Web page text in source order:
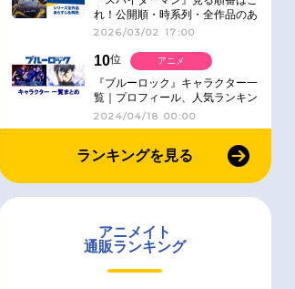
れ！公開順・時系列・全作品のあ
らすじをまとめました
2026/03/02 17:00
10位
『ブルーロック』キャラクター一
覧｜プロフィール、人気ランキン
グ、キャラソン、診断など気にな
る情報まとめ
2024/04/18 00:00
アニメ
ランキングを見る
アニメイト
通販ランキング